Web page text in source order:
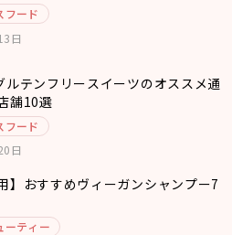
フード
日
ルテンフリースイーツのオススメ通
舗10選
フード
日
】おすすめヴィーガンシャンプー7
ーティー